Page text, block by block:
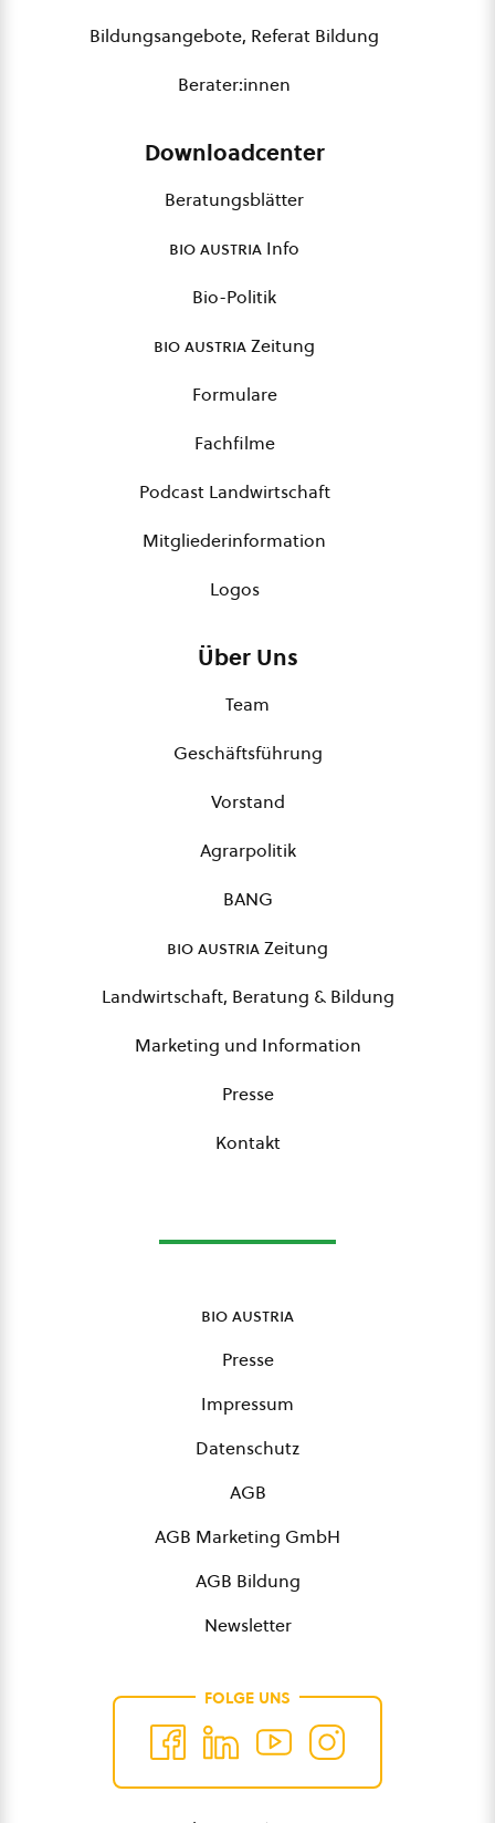
Bildungsangebote, Referat Bildung
Berater:innen
Downloadcenter
Beratungsblätter
bio austria Info
Bio-Politik
bio austriaZeitung
Formulare
Fachfilme
Podcast Landwirtschaft
Mitgliederinformation
Logos
Über Uns
Team
Geschäftsführung
Vorstand
Agrarpolitik
BANG
bio austriaZeitung
Landwirtschaft, Beratung & Bildung
Marketing und Information
Presse
Kontakt
bio austria
Presse
Impressum
Datenschutz
AGB
AGB Marketing GmbH
AGB Bildung
Newsletter
FOLGE UNS